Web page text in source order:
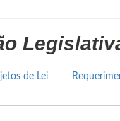
de Lei